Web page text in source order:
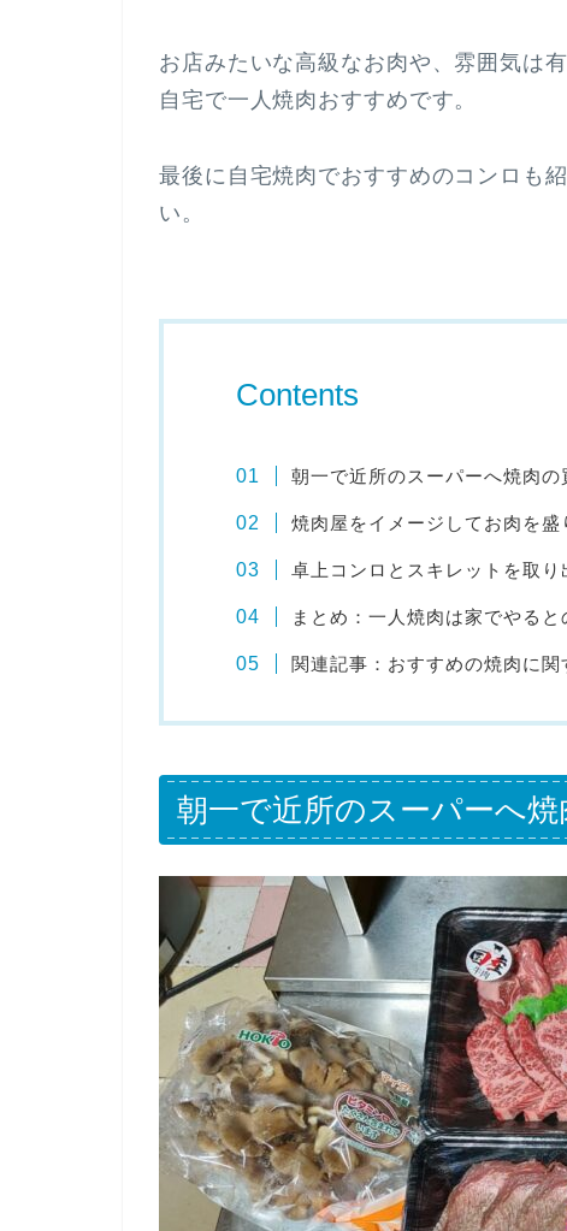
お店みたいな高級なお肉や、雰囲気は
自宅で一人焼肉おすすめです。
最後に自宅焼肉でおすすめのコンロも
い。
Contents
朝一で近所のスーパーへ焼肉の
焼肉屋をイメージしてお肉を
卓上コンロとスキレットを取
まとめ：一人焼肉は家でやる
関連記事：おすすめの焼肉に関
朝一で近所のスーパーへ